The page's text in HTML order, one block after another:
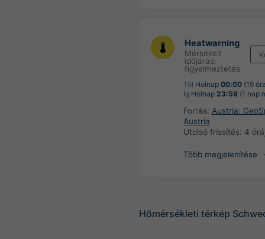
Heatwarning
Mérsékelt
időjárási
figyelmeztetés
Tól Holnap 00:00 (19
Ig Holnap 23:59 (1 nap
Forrás: Austria:
Austria
Utolsó frissítés: 4
Több megjelenítése
Hőmérsékleti térkép